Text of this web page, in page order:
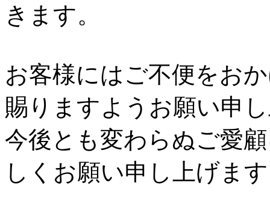
きます。
お客様にはご不便をお
賜りますようお願い申
今後とも変わらぬご愛
しくお願い申し上げま